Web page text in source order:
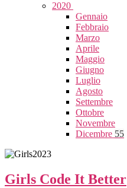
2020
Gennaio
Febbraio
Marzo
Aprile
Maggio
Giugno
Luglio
Agosto
Settembre
Ottobre
Novembre
Dicembre 55
Girls Code It Better